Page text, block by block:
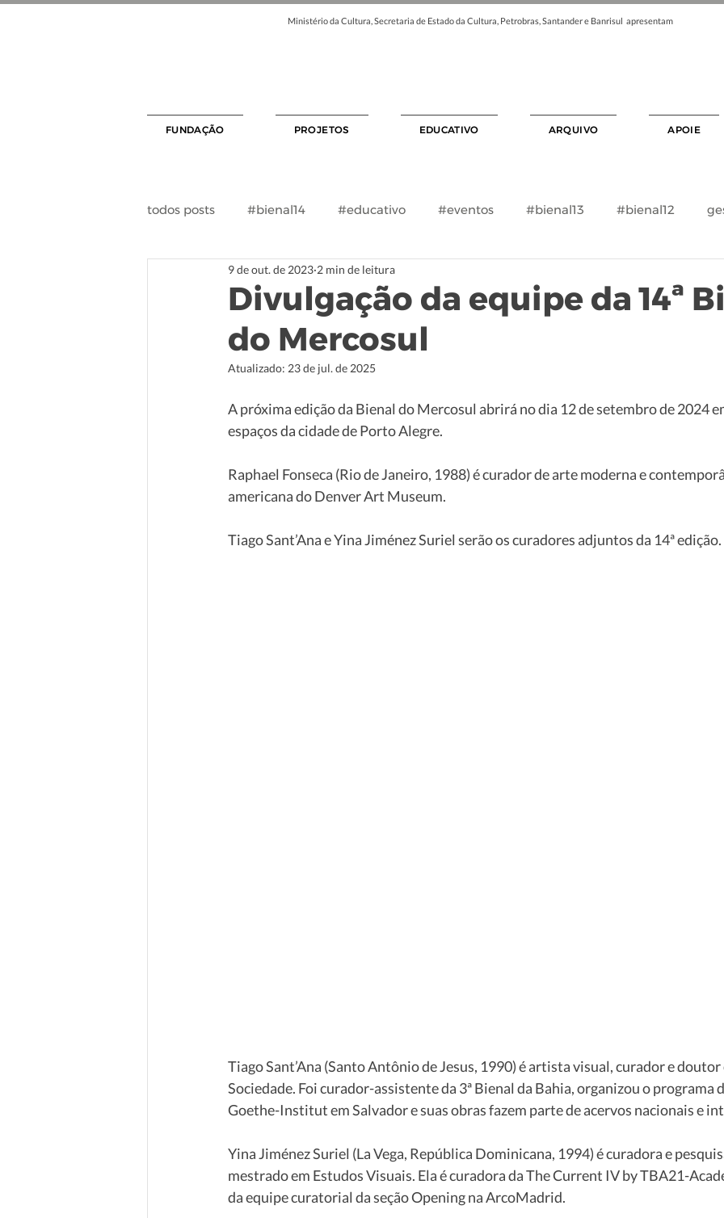
Ministério da Cultura, Secretaria de Estado da Cultura, Petrobras, Santander e Banrisul apresentam
FUNDAÇÃO PROJETOS EDUCATIVO ARQUIVO APOIE
todos posts #bienal14 #educativo #eventos #bienal13 #bienal12
Divulgação da equipe da 14ª
do Mercosul
9 de out. de 2023 2 min de leitura
Atualizado: 23 de jul. de 2025
A próxima edição da Bienal do Mercosul abrirá no dia 12 de setembro de 2024
espaços da cidade de Porto Alegre.
Raphael Fonseca (Rio de Janeiro, 1988) é curador de arte moderna e
americana do Denver Art Museum.
Tiago Sant’Ana e Yina Jiménez Suriel serão os curadores adjuntos da 14ª edição.
Tiago Sant’Ana (Santo Antônio de Jesus, 1990) é artista visual, curador e
Sociedade. Foi curador-assistente da 3ª Bienal da Bahia, organizou o programa
Goethe-Institut em Salvador e suas obras fazem parte de acervos nacionais e
Yina Jiménez Suriel (La Vega, República Dominicana, 1994) é curadora e
mestrado em Estudos Visuais. Ela é curadora da The Current IV by TBA21-
da equipe curatorial da seção Opening na ArcoMadrid.